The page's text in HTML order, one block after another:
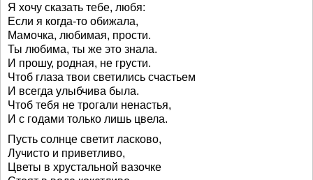
Я хочу сказать тебе, любя:
Если я когда-то обижала,
Мамочка, любимая, прости.
Ты любима, ты же это знала.
И прошу, родная, не грусти.
Чтоб глаза твои светились счастьем
И всегда улыбчива была.
Чтоб тебя не трогали ненастья,
И с годами только лишь цвела.
Пусть солнце светит ласково,
Лучисто и приветливо,
Цветы в хрустальной вазочке